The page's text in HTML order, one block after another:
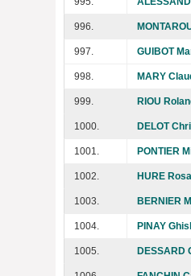
996.
997. GUIBOT
998. MARY
999. RIOU
1000. DELOT
1001. PONTIER
1002. HURE
1003. BERNIER
1004. PINAY
1005. DESSARD